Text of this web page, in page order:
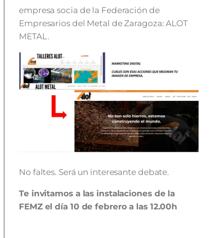
empresa socia de la Federación de
Empresarios del Metal de Zaragoza: ALOT
METAL.
No faltes. Será un interesante debate.
Te invitamos a las instalaciones de la
FEMZ el día 10 de febrero a las 12.00h